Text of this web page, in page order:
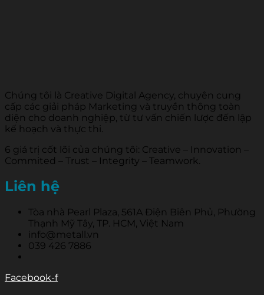
Chúng tôi là Creative Digital Agency, chuyên cung
cấp các giải pháp Marketing và truyền thông toàn
diện cho doanh nghiệp, từ tư vấn chiến lược đến lập
kế hoạch và thực thi.
6 giá trị cốt lõi của chúng tôi: Creative – Innovation –
Commited – Trust – Integrity – Teamwork.
Liên hệ
Tòa nhà Pearl Plaza, 561A Điện Biên Phủ, Phường
Thạnh Mỹ Tây, TP. HCM, Việt Nam
info@metall.vn
039 426 7886
Facebook-f